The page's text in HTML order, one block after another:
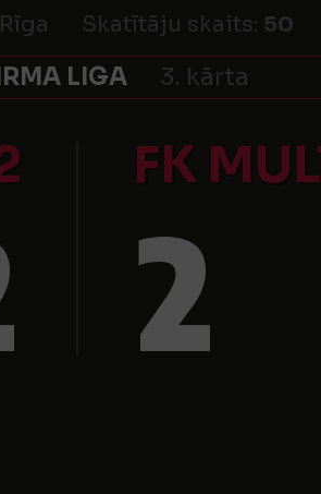
Skatītāju skaits: 50
LIGA 3. kārta
FK
2